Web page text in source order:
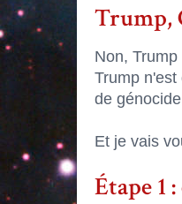
Trump,
Non,
Trump
de
Et je vais
Étape 1